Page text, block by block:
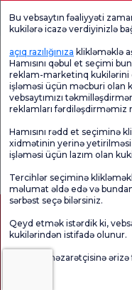
Yoxlama Paketləri
Məkanlar
Mövcud Sağlamlıq
Ümumi
Sorğusu
Bu vebsaytın fəaliyyəti
kukilərə icazə verdiyinizlə
açıq razılığınıza klikləməklə
Hamısını qəbul et seçimi
reklam-marketinq kukilərini
işləməsi üçün məcburi olan
vebsaytımızı
reklamları fərdiləşdirməmiz
Hamısını rədd et seçiminə
xidmətinin yerinə
işləməsi üçün lazım olan
Tercihlər seçiminə
məlumat əldə edə və
sərbəst seçə bilərsiniz.
Qeyd etmək istərdik ki,
kukilərindən istifadə olunur.
Məlumat nəzarətçisinə ərizə